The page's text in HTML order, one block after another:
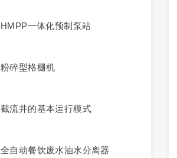
HMPP一体化预制泵站
粉碎型格栅机
截流井的基本运行模式
全自动餐饮废水油水分离器